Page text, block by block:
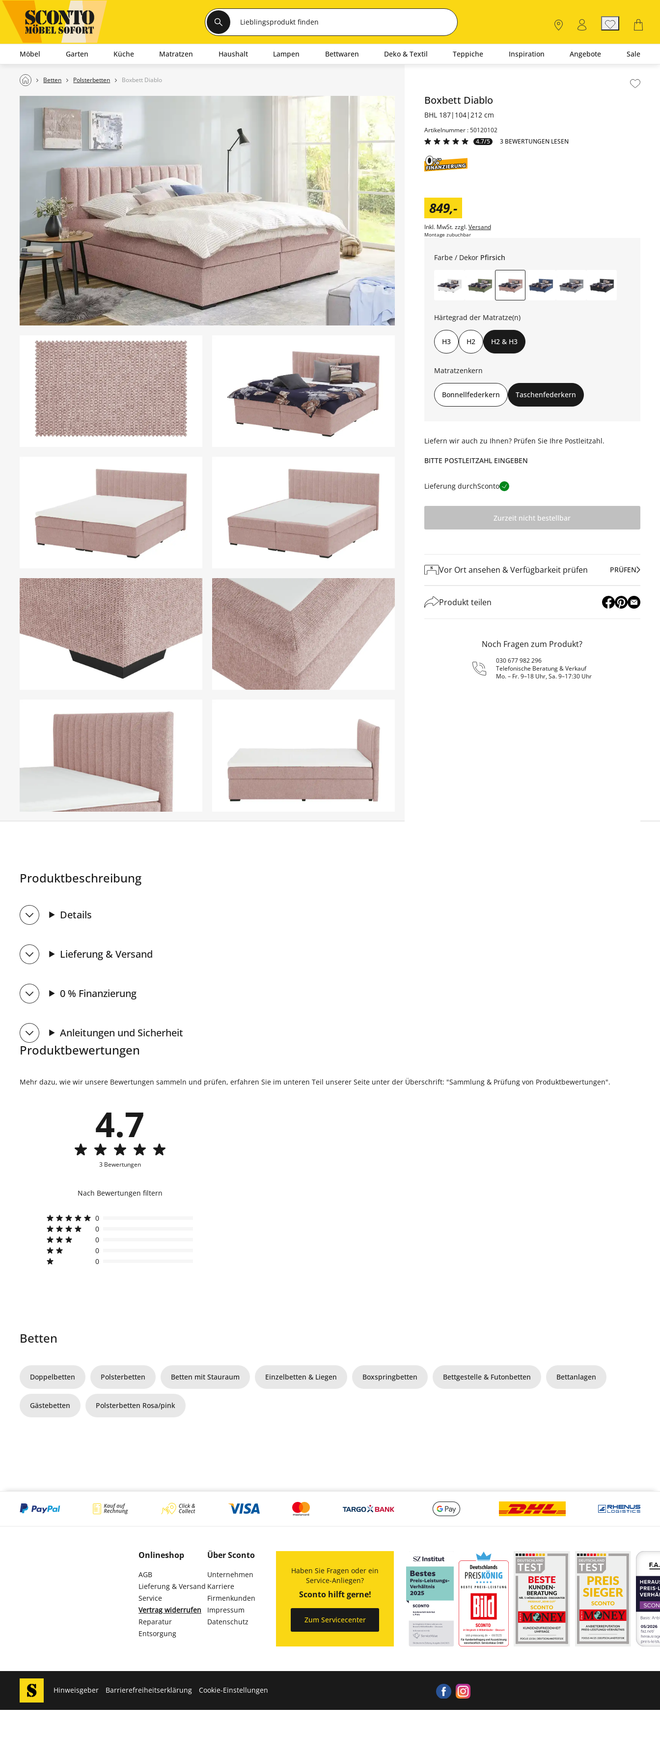
Möbel Garten Küche Matratzen Haushalt Lampen Bettwaren Deko & Textil Teppiche Inspiration Angebote Sale
Betten Polsterbetten Boxbett Diablo
Boxbett Diablo
BHL 187|104|212 cm
Artikelnummer : 50120102
4.7/5
3 BEWERTUNGEN LESEN
849,-
Inkl. MwSt. zzgl.Versand
Montage zubuchbar
Farbe / Dekor Pfirsich
Härtegrad der Matratze(n)
H3 H2 H2 & H3
Matratzenkern
Bonnellfederkern Taschenfederkern
Liefern wir auch zu Ihnen? Prüfen Sie Ihre Postleitzahl.
BITTE POSTLEITZAHL EINGEBEN
Lieferung durchSconto
Zurzeit nicht bestellbar
Vor Ort ansehen & Verfügbarkeit prüfen PRÜFEN
Produkt teilen
Noch Fragen zum Produkt?
030 677 982 296
Telefonische Beratung & Verkauf
Mo. – Fr. 9–18 Uhr, Sa. 9–17:30 Uhr
Produktbeschreibung
Details
Lieferung & Versand
0 % Finanzierung
Anleitungen und Sicherheit
Produktbewertungen
Mehr dazu, wie wir unsere Bewertungen sammeln und prüfen, erfahren Sie im unteren Teil unserer Seite unter der Überschrift: "Sammlung & Prüfung von Produktbewertungen".
4.7
3 Bewertungen
Nach Bewertungen filtern
0
0
0
0
0
Betten
Doppelbetten Polsterbetten Betten mit Stauraum Einzelbetten & Liegen Boxspringbetten Bettgestelle & Futonbetten Bettanlagen
Gästebetten Polsterbetten Rosa/pink
Onlineshop
AGB
Lieferung & Versand
Service
Vertrag widerrufen
Reparatur
Entsorgung
Über Sconto
Unternehmen
Karriere
Firmenkunden
Impressum
Datenschutz
Haben Sie Fragen oder ein
Service-Anliegen?
Sconto hilft gerne!
Zum Servicecenter
Hinweisgeber Barrierefreiheitserklärung Cookie-Einstellungen